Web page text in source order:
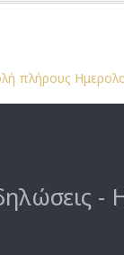
πλήρους
-